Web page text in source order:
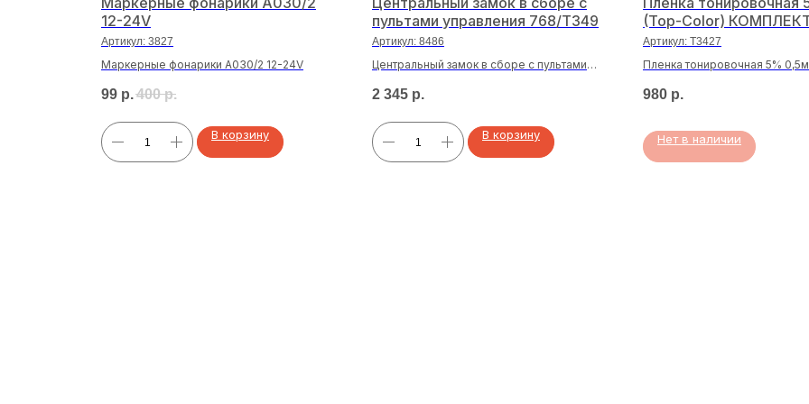
12-24V
Артикул: 3827
Маркерные фонарики A030/2 12-24V
99 р.400 р.
В корзину
пультами управления 768/T349
Артикул: 8486
Центральный замок в сборе с пультами
2 345 р.
В корзину
(Top-Color)
Артикул: T3427
Пленка тонировочная 5%
980 р.
Нет в наличии